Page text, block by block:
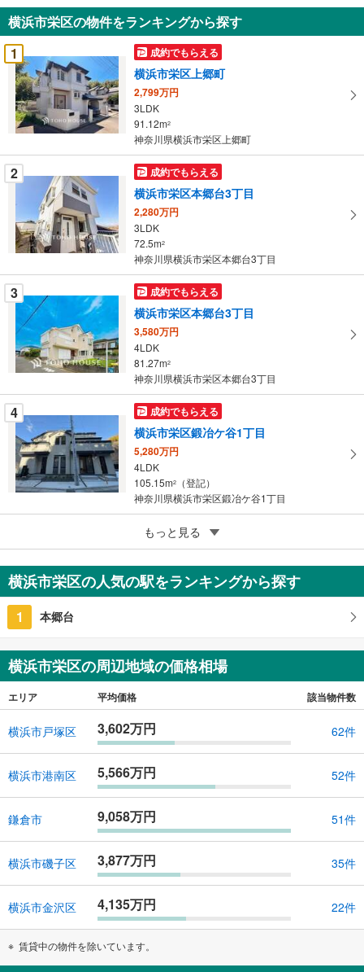
知
を
受
け
取
る
・
条
件
を
マ
イ
ペ
ー
に
保
す
る
横浜市栄区の物件をランキングから探す
1
成約でもらえる
横浜市栄区上郷町
2,799万円
3LDK
91.12m2
神奈川県横浜市栄区上郷町
2 成約でもらえる
横浜市栄区本郷台3丁目
2,280万円
3LDK
72.5m2
神奈川県横浜市栄区本郷台3丁目
3 成約でもらえる
横浜市栄区本郷台3丁目
3,580万円
4LDK
81.27m2
神奈川県横浜市栄区本郷台3丁目
4 成約でもらえる
横浜市栄区鍛冶ケ谷1丁目
5,280万円
4LDK
105.15m2
（登記）
神奈川県横浜市栄区鍛冶ケ谷1丁目
成約でもらえる
横浜市栄区上之町
4,980万円
3LDK
もっと見る
横浜市栄区の人気の駅をランキングから探す
1 本郷台
横浜市栄区の周辺地域の価格相場
エリア 平均価格 該当物件数
横浜市戸塚区 3,602万円 62件
横浜市港南区 5,566万円 52件
鎌倉市 9,058万円 51件
横浜市磯子区 3,877万円 35件
横浜市金沢区 4,135万円 22件
賃貸中の物件を除いています。